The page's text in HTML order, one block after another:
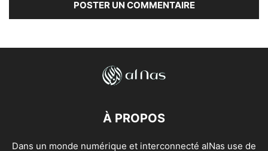
À PROPOS
Dans un monde numérique et interconnecté alNas use de